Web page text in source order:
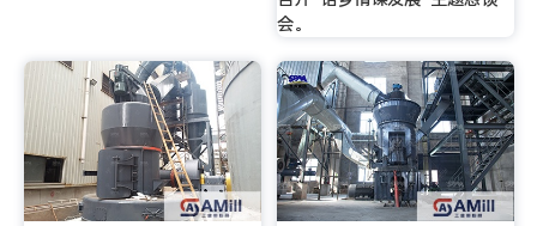
会。